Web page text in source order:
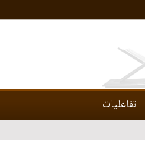
تفاعليات